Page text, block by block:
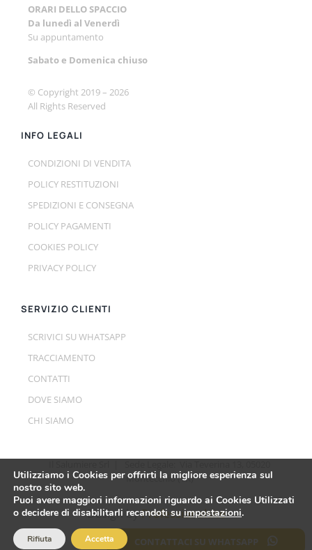
ORARI DELLO SPACCIO
Da lunedì al Venerdì
Su appuntamento
Sabato e Domenica chiuso
© Copyright 2019 – 2026
All Rights Reserved
INFO LEGALI
CONDIZIONI DI VENDITA
POLICY RESTITUZIONI
SPEDIZIONI E CONSEGNA
POLICY PAGAMENTI
COOKIES POLICY
PRIVACY POLICY
SERVIZIO CLIENTI
SCRIVICI SU WHATSAPP
TRACCIAMENTO
CONTATTI
DOVE SIAMO
CHI SIAMO
Montecchio (TR)
Design byProfessionalsite
CONTATTACI SU WHATSAPP
Utilizziamo i Cookies per offrirti la migliore esperienza sul
nostro sito web.
Puoi avere maggiori informazioni riguardo ai Cookies Utilizzati
o decidere di disabilitarli recandoti su impostazioni.
Accetta
Rifiuta